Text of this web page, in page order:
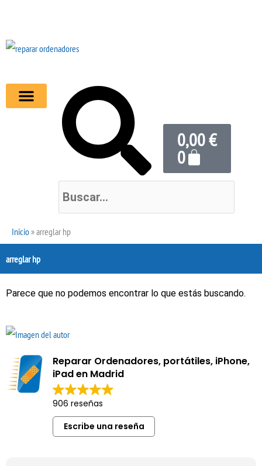
contenido
Buscar
Buscar
0,00€
0
Carrito
Inicio»arreglar hp
arreglar hp
Parece que no podemos encontrar lo que estás buscando.
Reparar Ordenadores, portátiles, iPhone,
iPad en Madrid
906 reseñas
Escribe una reseña